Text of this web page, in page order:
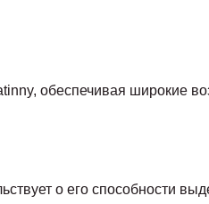
обеспечивая широкие
о его способности